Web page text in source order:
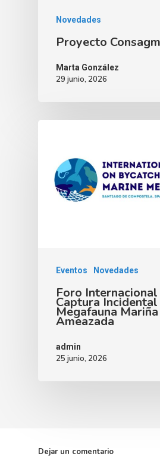
Novedades
Proyecto
Marta González
29 junio, 2026
Eventos Novedades
Foro
Captura
Megafauna Mariña
Ameazada
admin
25 junio, 2026
Dejar un comentario